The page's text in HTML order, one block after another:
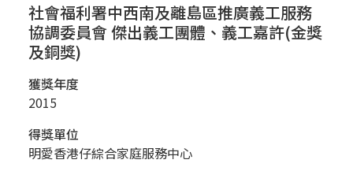
社會福利署中西南及離島區推廣義工服務
協調委員會 傑出義工團體、義工嘉許(金獎
及銅獎)
獲獎年度
2015
得獎單位
明愛香港仔綜合家庭服務中心